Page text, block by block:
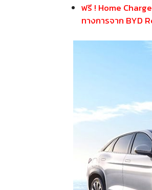
ฟรี ! Home
ทางการจาก BYD